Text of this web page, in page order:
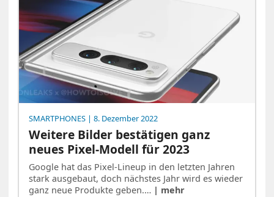
SMARTPHONES | 8. Dezember 2022
Weitere Bilder bestätigen ganz
neues Pixel-Modell für 2023
Google hat das Pixel-Lineup in den letzten Jahren
stark ausgebaut, doch nächstes Jahr wird es wieder
ganz neue Produkte geben.… | mehr